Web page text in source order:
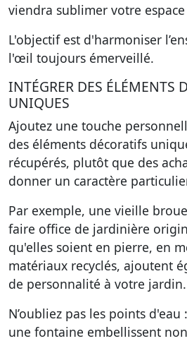
viendra sublimer votre
L'objectif est d'harmoniser
l'œil toujours émerveillé.
INTÉGRER DES ÉLÉMENTS
UNIQUES
Ajoutez une touche
des éléments décoratifs
récupérés, plutôt que des
donner un caractère
Par exemple, une vieille
faire office de jardinière
qu'elles soient en pierre, en
matériaux recyclés, ajoutent
de personnalité à votre jardin.
N’oubliez pas les points
une fontaine embellissent